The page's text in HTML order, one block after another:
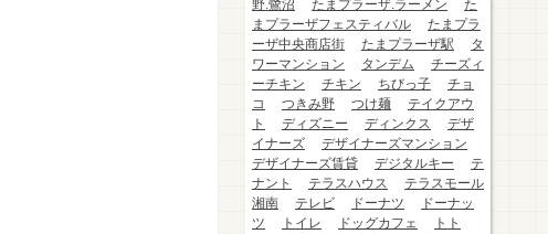
野.鷺沼
たまプラーザ.ラーメン
た
まプラーザフェスティバル
たまプラ
ーザ中央商店街
たまプラーザ駅
タ
ワーマンション
タンデム
チーズィ
ーチキン
チキン ちびっ子
チョ
コ
つきみ野 つけ麺
テイクアウ
ト
ディズニー ディンクス
デザ
イナーズ
デザイナーズマンション
デザイナーズ賃貸
デジタルキー
テ
ナント
テラスハウス
テラスモール
湘南
テレビ ドーナツ
ドーナッ
ツ
トイレ ドッグカフェ
トト